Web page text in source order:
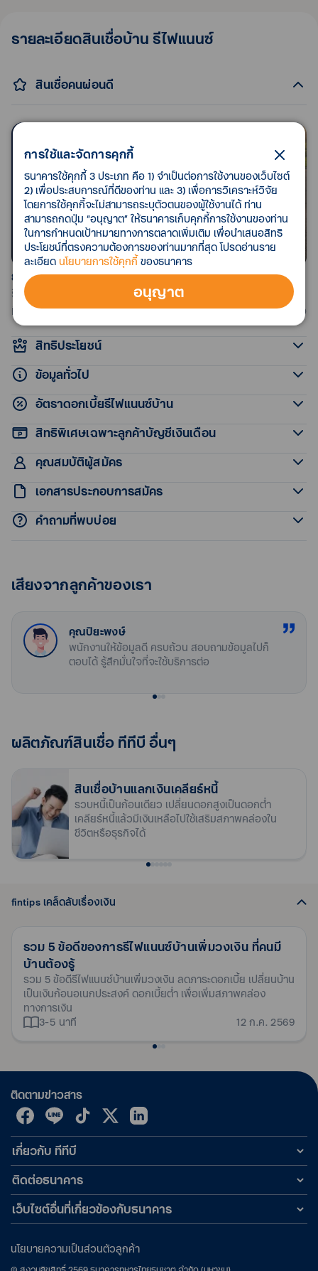
รายละเอียดสินเชื่อบ้าน รีไฟแนนซ์
สินเชื่อคนผ่อนดี
ย้ายบ้านมาทีทีบี รีไฟแนนซ์ครั้งสุดท้าย
รีไฟแนนซ์บ้าน รีไฟแนนซ์คอนโด ด้วยสินเชื่อคนผ่อนดี สินเชื่อที
ทีบี ดอกดี ปี 4 ไม่กระโดด ช่วยปิดหนี้บ้านไว เป็นเจ้าของบ้านเร็ว
สิทธิประโยชน์
สินเชื่อคนผ่อนดี รีไฟแนนซ์ครั้งสุดท้าย
ย้ายมารีไฟแนนซ์บ้านกับทีทีบี ดอกเบี้ยเรตเดียวตลอดสัญญา
ผ่อนดี ดอกเบี้ยปีที่ 4 ไม่ปรับขึ้น
เมื่อสมัครพร้อมรีไฟแนนซ์บ้าน
ฟรีค่าธรรมเนียมรีไฟแนนซ์
ค่าประเมินราคาหลักทรัพย์ ค่าเบี้ยประกันอัคคีภัยเมื่อรีไฟแนนซ์
บ้านกับทีทีบี
สมัครสินเชื่อรีไฟแนนซ์บ้าน ได้หลายช่อง
ย้ายมารีไฟแนนซ์บ้านกับทีทีบี ได้ง่าย ๆ 3 ช่องทาง
หลากหลายทางเลือก ดอกเบี้ยรีไฟแนนซ์
นอกจากดอกเบี้ยสำหรับสายเป๊ะ สินเชื่อคนผ่อนดี ยังมีดอกเบี้ย
ทางเลือกอื่นที่ตอบโจทย์กับทุกความต้องการ ทั้งสายโปะ และ
สายชัวร์
เงื่อนไข
ข้อมูลทั่วไป
วงเงินขั้นต่ำ 500,000 บาท สูงสุดไม่เกิน 50,000,000 บาท และไม่
เกิน 100% ของราคาประเมินธนาคาร
กรณีรีไฟแนนซ์บ้านพร้อมที่ดิน หรือ ห้องชุดคอนโดมิเนียม ราคาไม่
เกิน 10 ล้านบาท
วงเงินอนุมัติเท่ากับยอดหนี้เดิม หรือสูงสุด 100% ของราคาประเมิน
ตั้งแต่ 10 ล้านบาทขึ้นไป
ประเมินธนาคาร แล้วแต่ราคาใดจะต่ำกว่า
ระยะเวลาผ่อนชำระ
ได้นานสูงสุด 35 ปี ทั้งนี้ เมื่อรวมกับอายุผู้กู้แล้วไม่เกิน 70 ปี
อนุมัติไวและรวดเร็ว
ธนาคารจะติดต่อกลับเพื่อแจ้งผลภายใน 5 - 7 วันทำการ หลังจากได้
รับเอกสารประกอบการกู้ครบถ้วน
เอกสารที่เกี่ยวข้อง
รายละเอียดประกันอัคคีภัย
เอกสารข้อมูลสำคัญของผลิตภัณฑ์สินเชื่อบ้าน
เอกสารแสดงรายละเอียดผลิตภัณฑ์สินเชื่อบ้าน
อัตราดอกเบี้ยรีไฟแนนซ์บ้าน
สมัครพร้อมผลิตภัณฑ์ เสริม 3 ประเภท
อัตราดอกเบี้ยปีที่ 2 (MRR-
3.865%)
อัตราดอกเบี้ย หลังจากปีที่ 3
MRR-3.865%
อัตราดอกเบี้ย เฉลี่ย 3 ปี
ฟรีค่าประเมินราคาหลักทรัพย์
สัญญา 3% - 6% ต่อปี • สมมติฐานการคำนวณมาจากอัตรา
ดอกเบี้ย MRR-3.865% ถึง MRR-0.130% ต่อปี • อัตราดอกเบี้ย
MRR ณ วันที่ 2 มี.ค. 69 = 7.105% ต่อปี *อัตราดอกเบี้ยลอยตัว
สามารถเปลี่ยนแปลงเพิ่มขึ้นหรือลดลงได้ โปรดดูรายละเอียดเพิ่มเติม
จากเอกสารตารางอัตราดอกเบี้ย
สิทธิพิเศษเฉพาะลูกค้าบัญชีเงินเดือน
ทางเลือก 1
อัตราดอกเบี้ย ปีที่ 1 (MRR-
6.115%)
3.265%)
อัตราดอกเบี้ยหลังจากปีที่ 3
MRR-1.130%
อัตราดอกเบี้ยเฉลี่ย 3 ปีแรก
ฟรี ค่าประเมินราคาหลักทรัพย์
สัญญา 4% - 6% ต่อปี • สมมติฐานการคำนวณมาจากอัตรา
ดอกเบี้ย MRR-1.130% ถึง MRR-0.130% ต่อปี • อัตราดอกเบี้ย MRR
ณ วันที่ 2 มี.ค. 69 = 7.105% ต่อปี *อัตราดอกเบี้ยลอยตัวสามารถ
เปลี่ยนแปลงเพิ่มขึ้นหรือลดลงได้ โปรดดูรายละเอียดเพิ่มเติมจาก
เอกสารตารางอัตราดอกเบี้ย
คุณสมบัติผู้สมัคร
พนักงานประจำ
ทำงานที่ปัจจุบันเกิน 4 เดือนขึ้นไป
เจ้าของกิจการ / ธุรกิจส่วนตัว
ประมาณการรายได้ต่อเดือน 50,000 บาท ขึ้นไป
อายุอยู่ระหว่าง 20 – 60 ปี
เอกสารประกอบการสมัคร
เอกสารสำหรับผู้กู้หลัก / ผู้กู้ร่วม
พนักงานประจำ
สำเนาทะเบียนบ้าน
สลิปเงินเดือน (เดือนล่าสุด) กรณีไม่มีสลิปเงินเดือนใช้หนังสือ
รับรองเงินเดือน อายุไม่เกิน 2 เดือน
สำเนาบัตรประชาชน
สำเนาทะเบียนบ้าน
ล่าสุด
สำเนาใบอนุญาตประกอบธุรกิจที่ออกโดยหน่วยงานราชการ
ได้แก่
กรณีบริษัท สำเนาหนังสือรับรองจดทะเบียนบริษัท (อายุไม่
เกิน 3 เดือน) และสำเนาบัญชีรายชื่อผู้ถือหุ้น (อายุไม่เกิน 3
หุ้นส่วนจำกัด (อายุไม่เกิน 3 เดือน)
บัญชีรับ - จ่าย (ถ้ามี) ย้อนหลัง 6 เดือนล่าสุด/ งบการเงิน/
กรณีเป็นนิติบุคคล ใบเสร็จภาษีมูลค่าเพิ่ม (ภพ.30) ย้อนหลัง 6
เดือนล่าสุด
เอกสารหลักประกัน
สำเนาโฉนดที่ดินทุกหน้า หรือสำเนา นส. 3 ก ทุกหน้า หรือสำเนา
หนังสือกรรมสิทธิ์ห้องชุด หรือ อ.ช.2 ทุกหน้า
หรือสำเนาสัญญาซื้อขายห้องชุด อ.ช.23
สำเนาใบเสร็จการชำระค่างวดสินเชื่อบ้านที่ต้องการรีไฟแนนซ์
ฉบับล่าสุด (อายุไม่เกิน 1 เดือน)
สำเนาสัญญาเงินกู้จากธนาคารเดิม
หมายเหตุ
ขอสงวนสิทธิ์การพิจารณาสินเชื่อโดยอยู่ในดุลพินิจของธนาคาร
เอกสารประกอบการสมัคร
คำถามที่พบบ่อย
การรีไฟแนนซ์บ้าน เป็นการขอสินเชื่อบ้านจากธนาคารแห่งใหม่ เพื่อ
หมดดอกเบี้ยโปรโมชัน วิธีนี้ช่วยให้คุณปรับดอกเบี้ยใหม่ เป็นอัตราที่
ถูกลงกว่าเดิม หากเลือกผ่อนเท่าเดิม ก็จะช่วยให้ผ่อนหมดไวขึ้น เป็น
เจ้าของบ้านได้เร็วขึ้น หรือหากต้องการลดภาระค่างวดผ่อนต่อเดือน
โปรแกรมสินเชื่อคนผ่อนดี คือ โปรแกรมสำหรับคนที่ผ่อนดี ไม่มี
มากกว่า ด้วยดอกเบี้ยพิเศษ เรตเดียวตลอดสัญญา เพียงผ่อนดีต่อ
เนื่องตลอด 3 ปีแรก ปีที่ 4 ไม่ปรับขึ้น รับเรตต่ำแบบเดิมตลอดอายุ
สัญญาหรือตราบเท่าที่ยังผ่อนดี รวมทั้งเมื่อต้องการวงเงินกู้เพิ่ม
รับข้อเสนอพิเศษ ดอกเบี้ยเรตเดียวตลอดสัญญาได้เช่นเดียวกัน อีก
ทั้งยังสามารถ Undo ค่าโปะบ้าน กลับไปใช้ได้ทันที ผ่านบัตรกดเงินสด
ทีทีบี บ้านแลกเงิน ที่ดอกเบี้ยต่ำกว่าบัตรกดเงินสดทั่วไป ไม่ใช้ ไม่
ได้สบายขึ้น และอาจเป็น "รีไฟแนนซ์ครั้งสุดท้าย" ที่คุณต้องทำ เพราะ
หากวงเงินกู้ไม่ถึง 1 ล้านบาท สมัครโปรแกรมสินเชื่อคนผ่อน
ดี รีไฟแนนซ์ครั้งสุดท้าย ได้หรือไม่
สามารถสมัครได้ วงเงินขั้นต่ำ 5 แสนบาทขึ้นไป และสูงสุดไม่เกิน 50
ล้านบาท หรือ วงเงินสูงสุดไม่เกิน 100% ของราคาประเมินธนาคาร
หากผิดนัดชำระในระหว่างการผ่อน ในปีที่ 4 จะถูกปรับ
งวดใดงวดหนึ่งกับธนาคาร จะไม่ได้รับสิทธิโปรแกรมผ่อนดีมีรางวัล
โดย
กรณีที่ผิดนัดชำระหนี้ในระหว่างการผ่อนชำระหนี้งวดที่ 1 ถึงงวด
ที่ 36 ธนาคารจะปรับอัตราดอกเบี้ยเพิ่มจากอัตราดอกเบี้ยที่ได้
รับอีก 2.59% ต่อปี นับตั้งแต่งวดที่ 37 เป็นต้นไป จนกว่าจะชำระ
หนี้ครบตามสัญญา
กรณีที่ผู้กู้ผิดนัดชำระในระหว่างการผ่อนชำระหนี้งวดที่ 37
จนกว่าจะชำระหนี้ครบตามสัญญา
เสียงจากลูกค้าของเรา
คุณปิยะพงษ์
พนักงานให้ข้อมูลดี ครบถ้วน สอบถามข้อมูลไปก็
ตอบได้ รู้สึกมั่นใจที่จะใช้บริการต่อ
ผลิตภัณฑ์สินเชื่อ ทีทีบี อื่นๆ
สินเชื่อบ้านแลกเงินเคลียร์หนี้
รวบหนี้เป็นก้อนเดียว เปลี่ยนดอกสูงเป็นดอกต่ำ
เคลียร์หนี้แล้วมีเงินเหลือไปใช้เสริมสภาพคล่องใน
ชีวิตหรือธุรกิจได้
fintips เคล็ดลับเรื่องเงิน
รวม 5 ข้อดีของการรีไฟแนนซ์บ้านเพิ่มวงเงิน ที่คนมี
บ้านต้องรู้
รวม 5 ข้อดีรีไฟแนนซ์บ้านเพิ่มวงเงิน ลดภาระดอกเบี้ย เปลี่ยนบ้าน
เป็นเงินก้อนอเนกประสงค์ ดอกเบี้ยต่ำ เพื่อเพิ่มสภาพคล่อง
ทางการเงิน
3-5 นาที
12 ก.ค. 2569
การใช้และจัดการคุกกี้
ธนาคารใช้คุกกี้ 3 ประเภท คือ 1) จำเป็นต่อการใช้งานของเว็บไซต์
2) เพื่อประสบการณ์ที่ดีของท่าน และ 3) เพื่อการวิเคราะห์วิจัย
โดยการใช้คุกกี้จะไม่สามารถระบุตัวตนของผู้ใช้งานได้ ท่าน
สามารถกดปุ่ม “อนุญาต” ให้ธนาคารเก็บคุกกี้การใช้งานของท่าน
ในการกำหนดเป้าหมายทางการตลาดเพิ่มเติม เพื่อนำเสนอสิทธิ
ประโยชน์ที่ตรงความต้องการของท่านมากที่สุด โปรดอ่านราย
ละเอียด นโยบายการใช้คุกกี้ของธนาคาร
อนุญาต
ติดตามข่าวสาร
เกี่ยวกับ ทีทีบี
ติดต่อธนาคาร
เว็บไซต์อื่นที่เกี่ยวข้องกับธนาคาร
นโยบายความเป็นส่วนตัวลูกค้า